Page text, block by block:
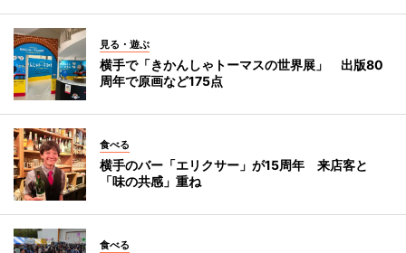
見る・遊ぶ
横手で「きかんしゃトーマスの世界展」 出版80
周年で原画など175点
食べる
横手のバー「エリクサー」が15周年 来店客と
「味の共感」重ね
食べる